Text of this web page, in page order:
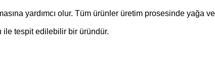
yardımcı olur. Tüm ürünler üretim prosesinde yağa ve
ile tespit edilebilir bir üründür.